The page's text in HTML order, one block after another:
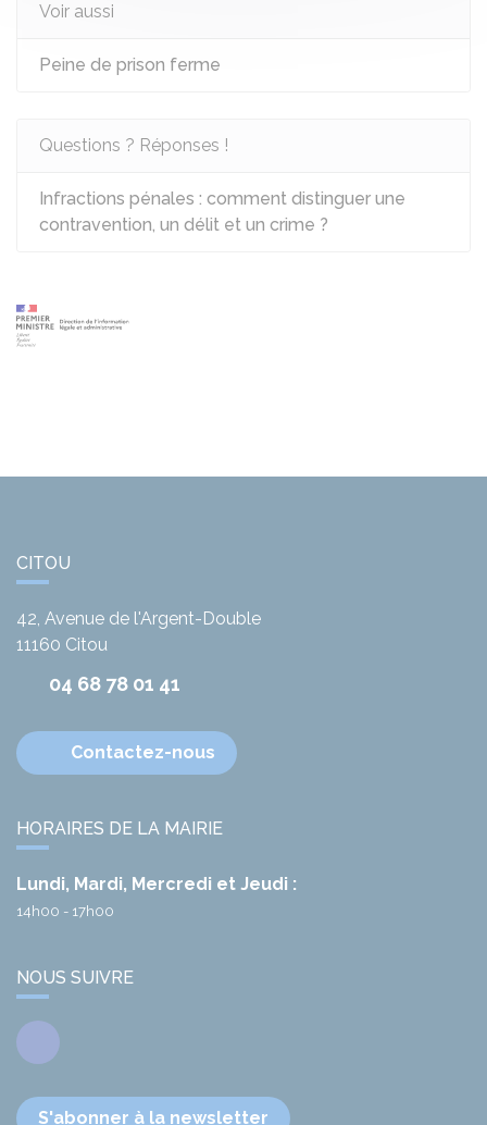
Voir aussi
Peine de prison ferme
Questions ? Réponses !
Infractions pénales : comment distinguer une
contravention, un délit et un crime ?
CITOU
42, Avenue de l'Argent-Double
11160 Citou
04 68 78 01 41
Contactez-nous
HORAIRES DE LA MAIRIE
Lundi, Mardi, Mercredi et Jeudi :
14h00 - 17h00
NOUS SUIVRE
Facebook
S'abonner à la newsletter